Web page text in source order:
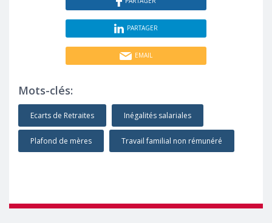
PARTAGER
EMAIL
Mots-clés:
Ecarts de Retraites Inégalités salariales
Plafond de mères Travail familial non rémunéré